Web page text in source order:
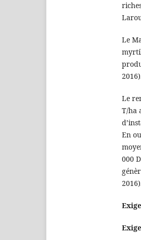
Le
Le
T/ha
En
000